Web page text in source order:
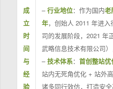
成
立
时
间
与
经
验
–行业地位：作为国内老
年，创始人 2011 年进
司的发展阶段，2021 年
武略信息技术有限公司
–技术体系： 首创整站优
站内无死角优化 + 站外
诸多同行效仿，打造安全